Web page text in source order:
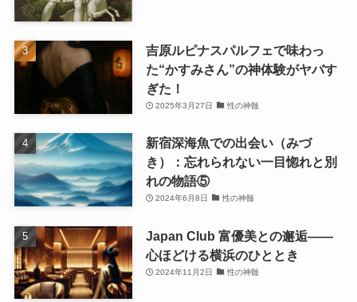
吉原ルピナスパルフェで味わっ
た“かすみさん”の神体験がヤバす
ぎた！
2025年3月27日 性の神髄
新宿深海魚での出会い（みづ
き）：忘れられない一目惚れと別
れの物語⑤
2024年6月8日 性の神髄
Japan Club 富優美との邂逅――
心ほどける横浜のひととき
2024年11月2日 性の神髄